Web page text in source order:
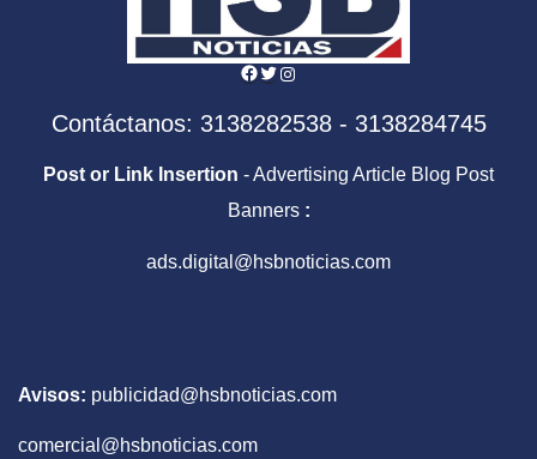
Facebook
Twitter
Instagram
Contáctanos: 3138282538 - 3138284745
Post or Link Insertion - Advertising Article Blog Post
Banners :
ads.digital@hsbnoticias.com
Avisos: publicidad@hsbnoticias.com
comercial@hsbnoticias.com